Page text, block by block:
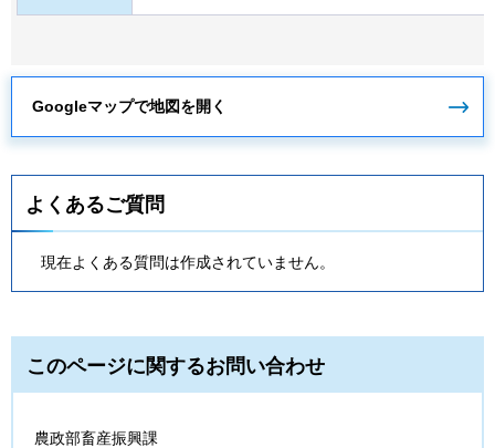
Googleマップで地図を開く
よくあるご質問
現在よくある質問は作成されていません。
このページに関するお問い合わせ
農政部畜産振興課